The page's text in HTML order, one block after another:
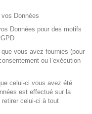
Données
Données pour des motifs
vous avez fournies (pour
ou l’exécution
celui-ci vous avez été
est effectué sur la
celui-ci à tout